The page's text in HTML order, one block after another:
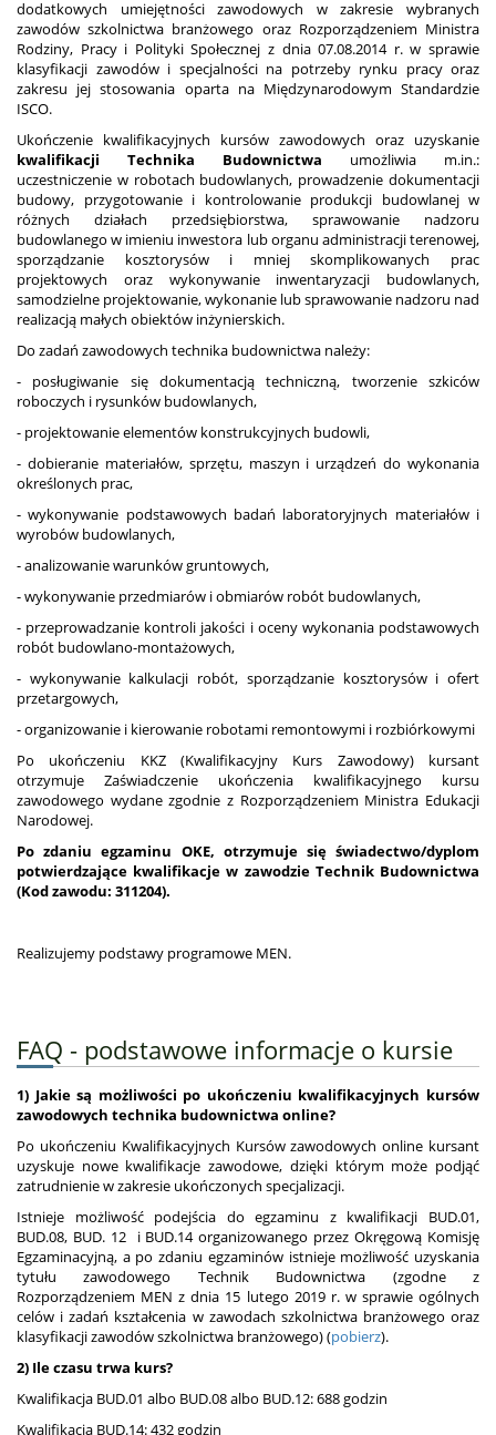
dodatkowych umiejętności zawodowych w zakresie wybranych
zawodów szkolnictwa branżowego oraz Rozporządzeniem Ministra
Rodziny, Pracy i Polityki Społecznej z dnia 07.08.2014 r. w sprawie
klasyfikacji zawodów i specjalności na potrzeby rynku pracy oraz
zakresu jej stosowania oparta na Międzynarodowym Standardzie
ISCO.
Ukończenie kwalifikacyjnych kursów zawodowych oraz uzyskanie
kwalifikacji Technika Budownictwa umożliwia m.in.:
uczestniczenie w robotach budowlanych, prowadzenie dokumentacji
budowy, przygotowanie i kontrolowanie produkcji budowlanej w
różnych działach przedsiębiorstwa, sprawowanie nadzoru
budowlanego w imieniu inwestora lub organu administracji terenowej,
sporządzanie kosztorysów i mniej skomplikowanych prac
projektowych oraz wykonywanie inwentaryzacji budowlanych,
samodzielne projektowanie, wykonanie lub sprawowanie nadzoru nad
realizacją małych obiektów inżynierskich.
Do zadań zawodowych technika budownictwa należy:
- posługiwanie się dokumentacją techniczną, tworzenie szkiców
roboczych i rysunków budowlanych,
- projektowanie elementów konstrukcyjnych budowli,
- dobieranie materiałów, sprzętu, maszyn i urządzeń do wykonania
określonych prac,
- wykonywanie podstawowych badań laboratoryjnych materiałów i
wyrobów budowlanych,
- analizowanie warunków gruntowych,
- wykonywanie przedmiarów i obmiarów robót budowlanych,
- przeprowadzanie kontroli jakości i oceny wykonania podstawowych
robót budowlano-montażowych,
- wykonywanie kalkulacji robót, sporządzanie kosztorysów i ofert
przetargowych,
- organizowanie i kierowanie robotami remontowymi i rozbiórkowymi
Po ukończeniu KKZ (Kwalifikacyjny Kurs Zawodowy) kursant
otrzymuje Zaświadczenie ukończenia kwalifikacyjnego kursu
zawodowego wydane zgodnie z Rozporządzeniem Ministra Edukacji
Narodowej.
Po zdaniu egzaminu OKE, otrzymuje się świadectwo/dyplom
potwierdzające kwalifikacje w zawodzie Technik Budownictwa
(Kod zawodu: 311204).
Realizujemy podstawy programowe MEN.
FAQ - podstawowe informacje o kursie
1) Jakie są możliwości po ukończeniu kwalifikacyjnych kursów
zawodowych technika budownictwa online?
Po ukończeniu Kwalifikacyjnych Kursów zawodowych online kursant
uzyskuje nowe kwalifikacje zawodowe, dzięki którym może podjąć
zatrudnienie w zakresie ukończonych specjalizacji.
Istnieje możliwość podejścia do egzaminu z kwalifikacji BUD.01,
BUD.08, BUD. 12 i BUD.14 organizowanego przez Okręgową Komisję
Egzaminacyjną, a po zdaniu egzaminów istnieje możliwość uzyskania
tytułu zawodowego Technik Budownictwa (zgodne z
Rozporządzeniem MEN z dnia 15 lutego 2019 r. w sprawie ogólnych
celów i zadań kształcenia w zawodach szkolnictwa branżowego oraz
klasyfikacji zawodów szkolnictwa branżowego) (pobierz).
2) Ile czasu trwa kurs?
Kwalifikacja BUD.01 albo BUD.08 albo BUD.12: 688 godzin
Kwalifikacja BUD.14: 432 godzin